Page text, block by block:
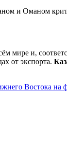
и Оманом
мире и,
от экспорта.
Востока на